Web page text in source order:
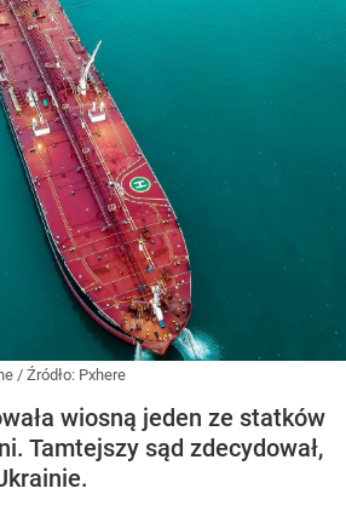
/ Źródło: Pxhere
wiosną jeden ze statków
Tamtejszy sąd zdecydował,